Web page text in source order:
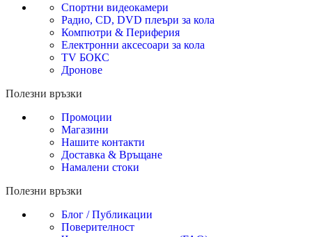
Спортни видеокамери
Радио, CD, DVD плеъри за кола
Компютри & Периферия
Електронни аксесоари за кола
TV БОКС
Дронове
Полезни връзки
Промоции
Магазини
Нашите контакти
Доставка & Връщане
Намалени стоки
Полезни връзки
Блог / Публикации
Поверителност